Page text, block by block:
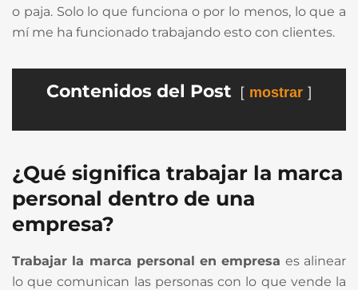
o paja. Solo lo que funciona o por lo menos, lo que a
mí me ha funcionado trabajando esto con clientes.
Contenidos del Post mostrar
¿Qué significa trabajar la marca
personal dentro de una
empresa?
Trabajar la marca personal en empresa es alinear
lo que comunican las personas con lo que vende la